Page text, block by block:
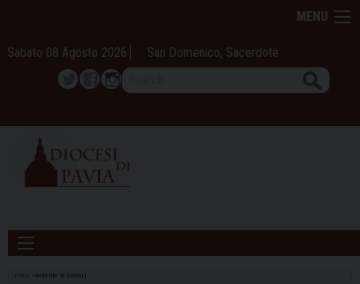
content
MENU
Sabato 08 Agosto 2026 San Domenico, Sacerdote
TwitterFacebook
Instagram
HOME NOMINE VESCOVILI